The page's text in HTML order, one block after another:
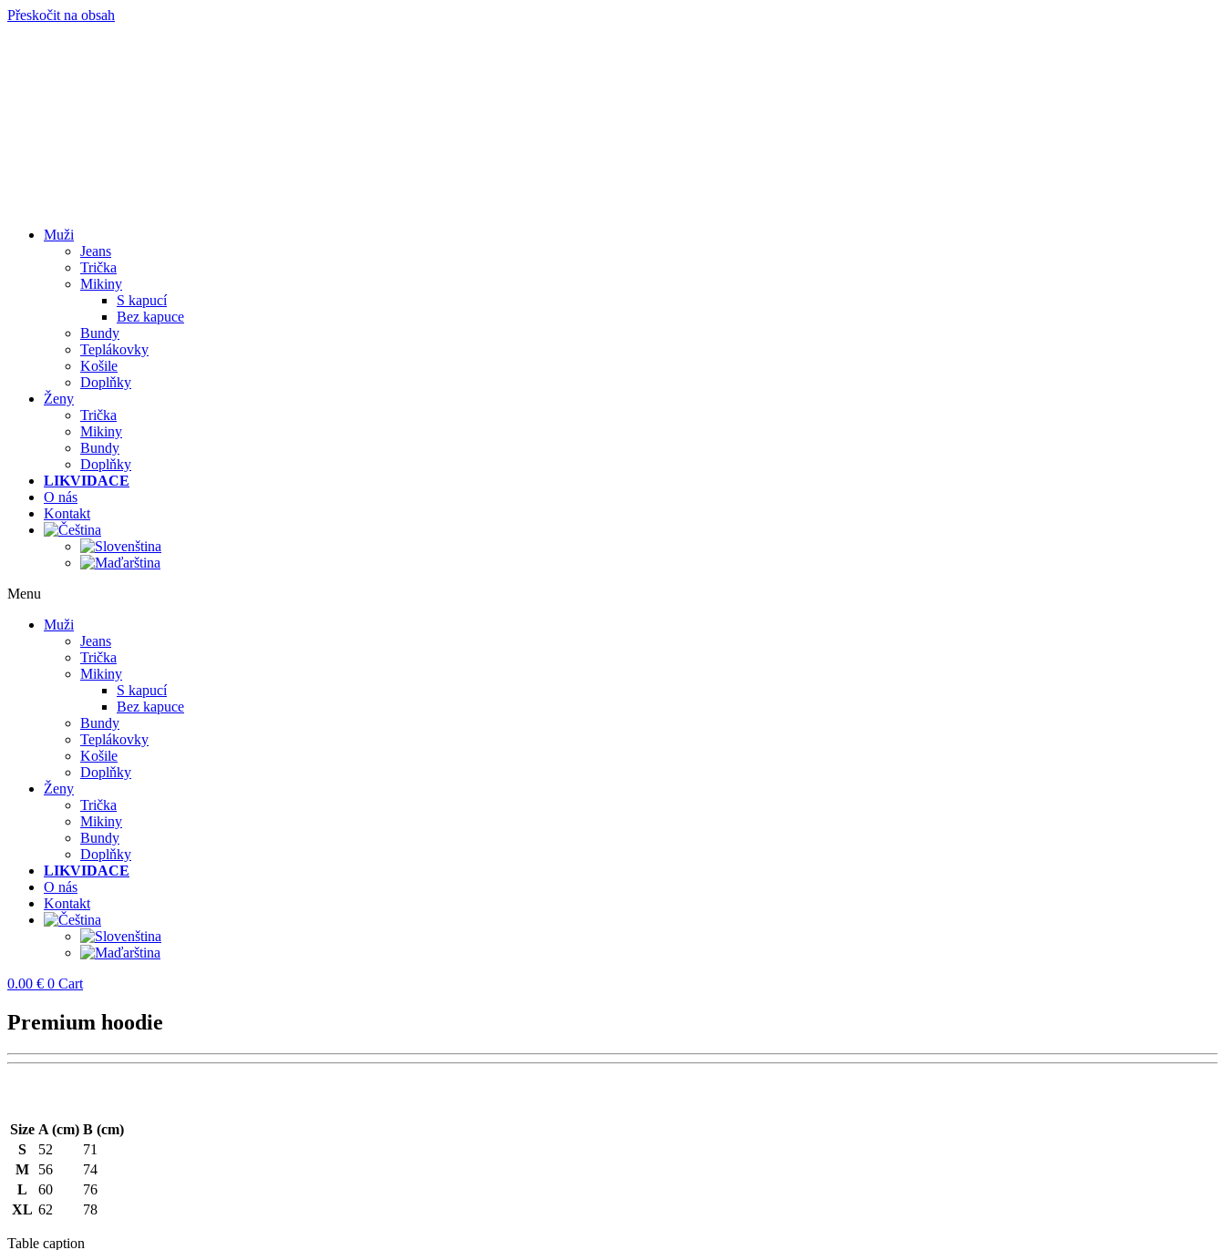
Přeskočit na obsah
Muži
Jeans
Trička
Mikiny
S kapucí
Bez kapuce
Bundy
Teplákovky
Košile
Doplňky
Ženy
Trička
Mikiny
Bundy
Doplňky
LIKVIDACE
O nás
Kontakt
Menu
Muži
Jeans
Trička
Mikiny
S kapucí
Bez kapuce
Bundy
Teplákovky
Košile
Doplňky
Ženy
Trička
Mikiny
Bundy
Doplňky
LIKVIDACE
O nás
Kontakt
0.00 € 0 Cart
Premium hoodie
Size A (cm) B (cm)
S
52
71
M
56
74
L
60
76
XL 62 78
Table caption